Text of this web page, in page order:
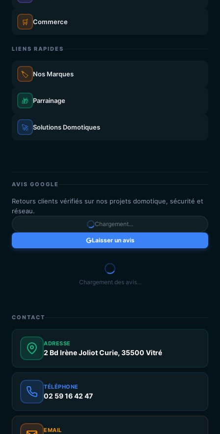
🛒 Commerce
LIENS RAPIDES
🏷️ Nos Marques
🎁 Parrainage
🚀 Solutions Domotiques
AVIS GOOGLE
Retours clients vérifiés sur nos projets domotique, sécurité et
réseau.
Chargement...
Laisser un avis
Chargement des avis...
CONTACT
ADRESSE
2 Bd Irène Joliot Curie, 35500 Vitré
TÉLÉPHONE
02 59 16 42 47
EMAIL